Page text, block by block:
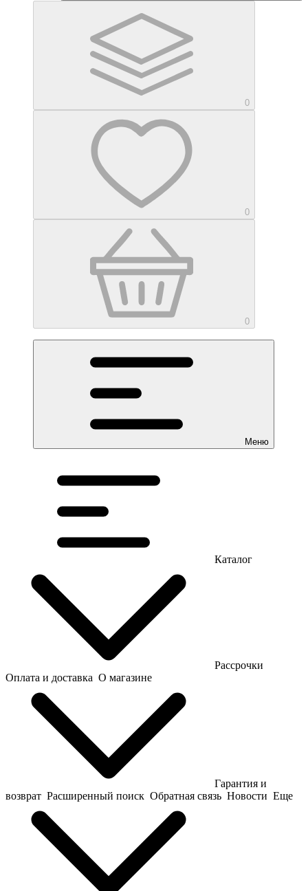
0
0
0
Меню
Каталог
Рассрочки
Оплата и доставка О магазине
Гарантия и
возврат Расширенный поиск Обратная связь Новости Еще